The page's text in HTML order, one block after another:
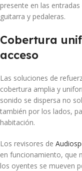
presente en las
guitarra y pedaleras.
Cobertura
acceso
Las soluciones de
cobertura amplia y
sonido se dispersa no
también por los lados,
habitación.
Los revisores de
en funcionamiento, que
los oyentes se mueven